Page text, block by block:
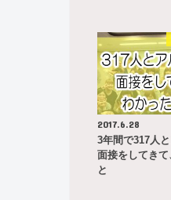
2017.6.28
3年間で317人
面接をしてきて
と